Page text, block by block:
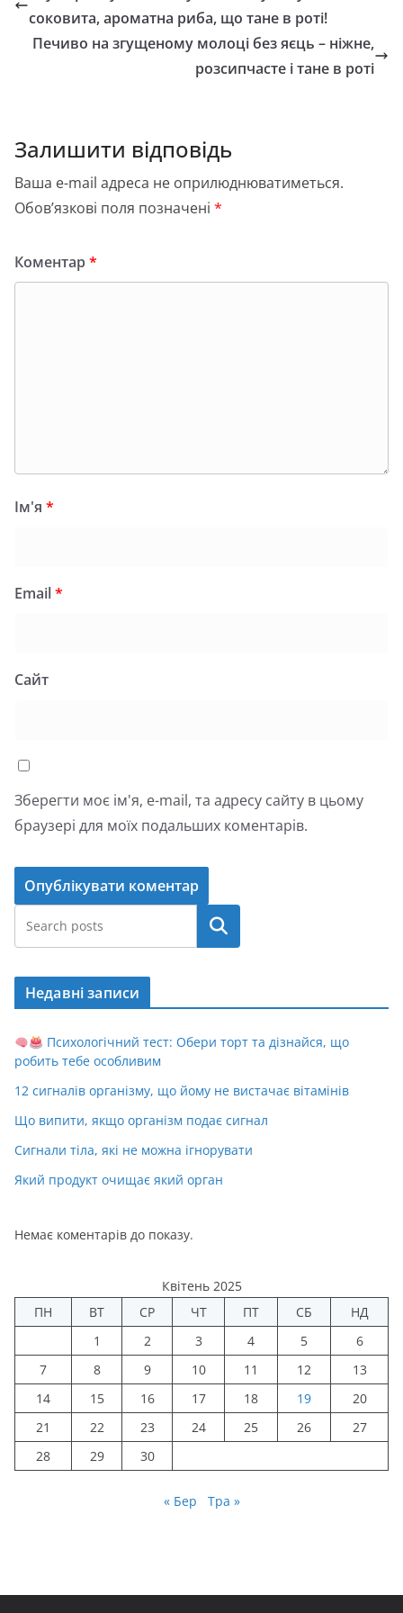
b
o
d
o
и
т
соковита, ароматна риба, що тане в роті!
Печиво на згущеному молоці без яєць – ніжне,
розсипчасте і тане в роті
Залишити відповідь
Ваша e-mail адреса не оприлюднюватиметься.
Обов’язкові поля позначені *
Коментар*
Ім'я *
Email*
Сайт
Зберегти моє ім'я, e-mail, та адресу сайту в цьому
браузері для моїх подальших коментарів.
Пошук
Недавні записи
Психологічний тест: Обери торт та дізнайся, що
робить тебе особливим
12 сигналів організму, що йому не вистачає вітамінів
Що випити, якщо організм подає сигнал
Сигнали тіла, які не можна ігнорувати
Який продукт очищає який орган
Немає коментарів до показу.
Квітень 2025
ПН
ВТ СР ЧТ ПТ СБ
НД
1
2 3 4 5
6
7
8 9 10 11 12
13
14
15 16 17 18 19
20
21
22 23 24 25 26
27
28
29 30
« Бер Тра »